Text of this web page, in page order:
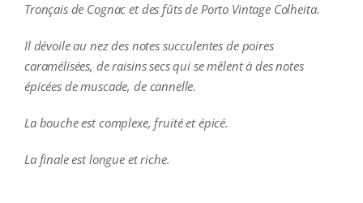
Tronçais de Cognac et des fûts de Porto Vintage Colheita.
Il dévoile au nez des notes succulentes de poires
caramélisées, de raisins secs qui se mêlent à des notes
épicées de muscade, de cannelle.
La bouche est complexe, fruité et épicé.
La finale est longue et riche.